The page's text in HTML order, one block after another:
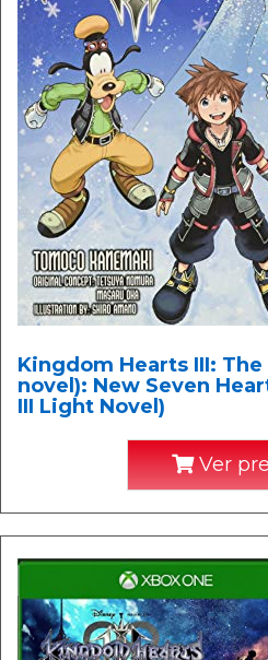
Kingdom Hearts III:
novel): New Seven
III Light Novel)
Ver